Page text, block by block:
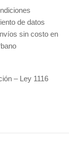
de datos
sin costo en
– Ley 1116